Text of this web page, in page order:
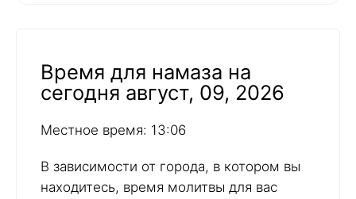
Время для намаза на
сегодня август, 09, 2026
Местное время: 13:06
В зависимости от города, в котором вы
находитесь, время молитвы для вас